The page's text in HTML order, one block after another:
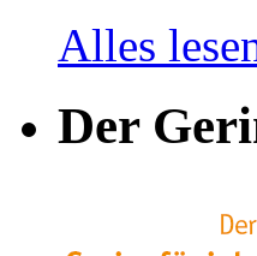
Alles
Der